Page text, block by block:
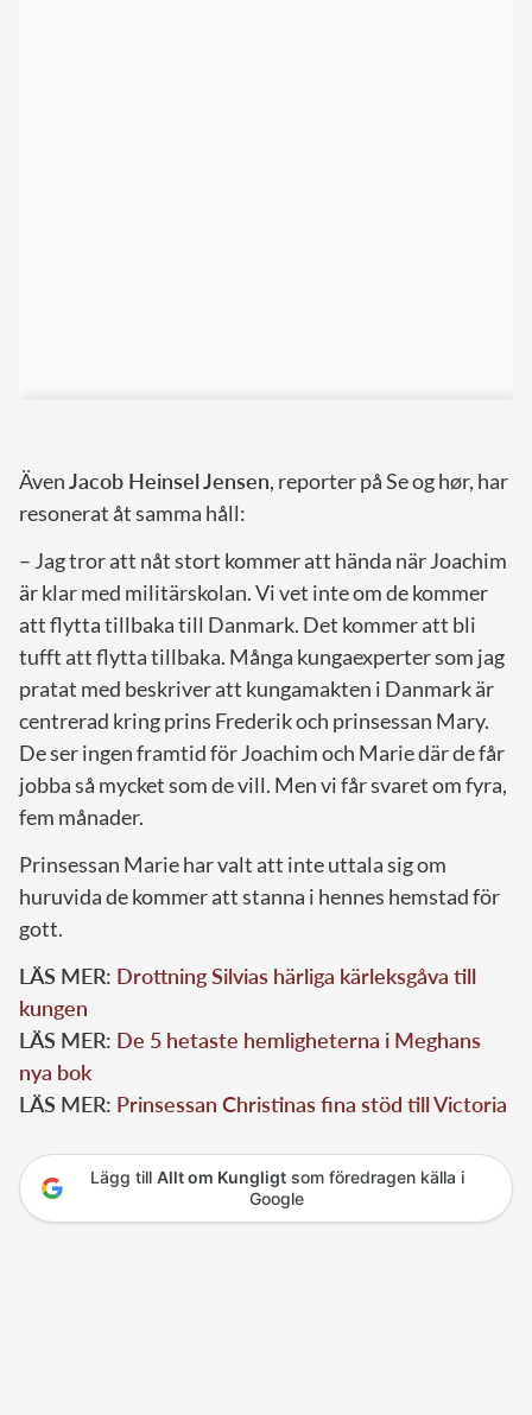
ÄvenJacob Heinsel Jensen, reporter på Se og hør, har
resonerat åt samma håll:
– Jag tror att nåt stort kommer att hända när Joachim
är klar med militärskolan. Vi vet inte om de kommer
att flytta tillbaka till Danmark. Det kommer att bli
tufft att flytta tillbaka. Många kungaexperter som jag
pratat med beskriver att kungamakten i Danmark är
centrerad kring prins Frederik och prinsessan Mary.
De ser ingen framtid för Joachim och Marie där de får
jobba så mycket som de vill. Men vi får svaret om fyra,
fem månader.
Prinsessan Marie har valt att inte uttala sig om
huruvida de kommer att stanna i hennes hemstad för
gott.
LÄS MER: Drottning Silvias härliga kärleksgåva till
kungen
LÄS MER: De 5 hetaste hemligheterna i Meghans
nya bok
LÄS MER: Prinsessan Christinas fina stöd till Victoria
Lägg till Allt om Kungligtsom föredragen källa i
Google